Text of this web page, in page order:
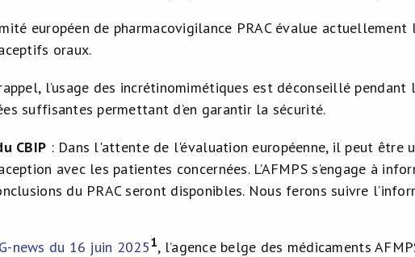
européen de pharmacovigilance PRAC évalue
oraux.
l’usage des incrétinomimétiques est déconseillé
suffisantes permettant d’en garantir la sécurité.
CBIP : Dans l'attente de l'évaluation européenne, il peut être
avec les patientes concernées. L’AFMPS s’engage à
du PRAC seront disponibles. Nous ferons suivre
news du 16 juin 20251, l’agence belge des médicaments